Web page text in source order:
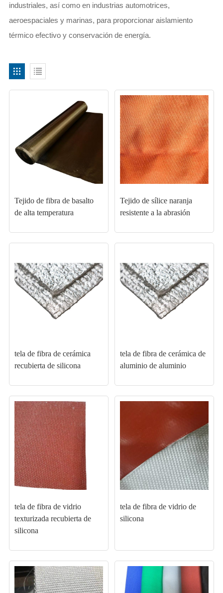
industriales, así como en industrias automotrices,
aeroespaciales y marinas, para proporcionar aislamiento
térmico efectivo y conservación de energía.
Tejido de fibra de basalto
de alta temperatura
Tejido de sílice naranja
resistente a la abrasión
tela de fibra de cerámica
recubierta de silicona
tela de fibra de cerámica de
aluminio de aluminio
tela de fibra de vidrio
texturizada recubierta de
silicona
tela de fibra de vidrio de
silicona